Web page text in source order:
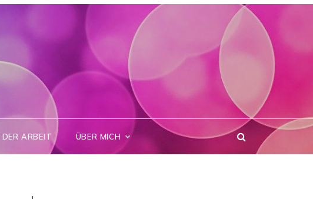
DER ARBEIT ÜBER MICH